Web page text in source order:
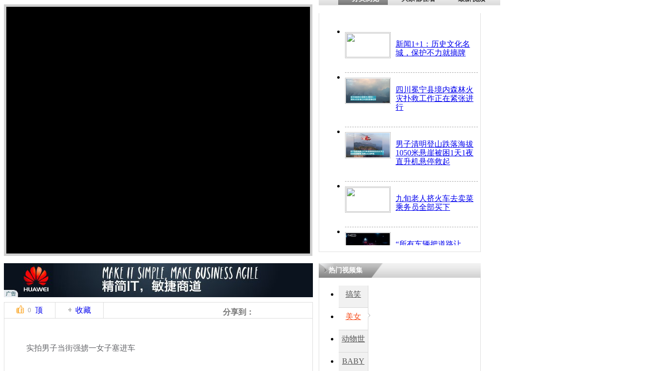
新闻1+1：历史文化名
城，保护不力就摘牌
四川冕宁县境内森林火
灾扑救工作正在紧张进
行
男子清明登山跌落海拔
1050米悬崖被困1天1夜
直升机悬停救起
九旬老人挤火车去卖菜
乘务员全部买下
“所有车辆把道路让
开！”儿童突发疾病交
0 顶 收藏 分享到：
实拍男子当街强掳一女子塞进车
热门视频集
搞笑
美女
动物世
BABY